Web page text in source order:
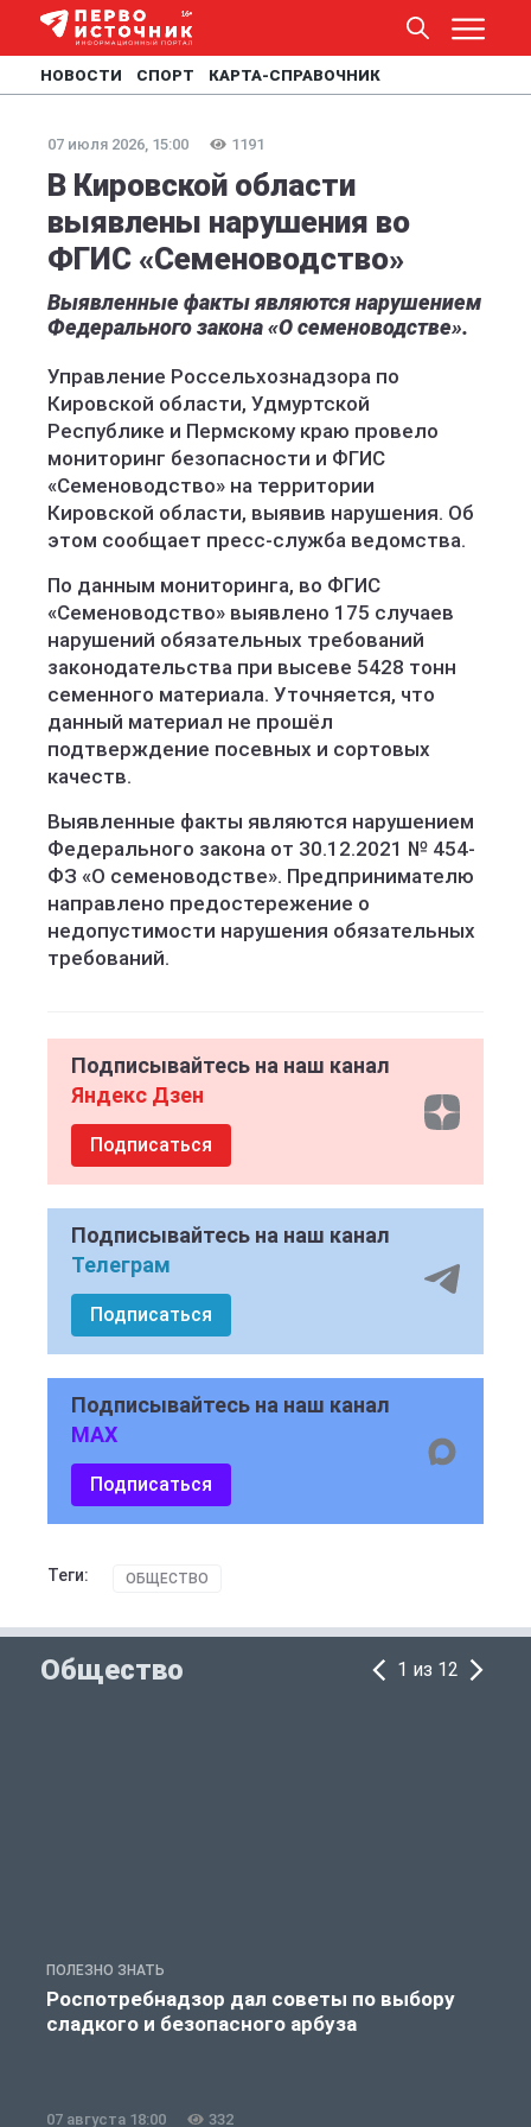
НОВОСТИ СПОРТ КАРТА-СПРАВОЧНИК
07 июля 2026, 15:00 1191
В Кировской области
выявлены нарушения во
ФГИС «Семеноводство»
Выявленные факты являются нарушением
Федерального закона «О семеноводстве».
Управление Россельхознадзора по
Кировской области, Удмуртской
Республике и Пермскому краю провело
мониторинг безопасности и ФГИС
«Семеноводство» на территории
Кировской области, выявив нарушения. Об
этом сообщает пресс-служба ведомства.
По данным мониторинга, во ФГИС
«Семеноводство» выявлено 175 случаев
нарушений обязательных требований
законодательства при высеве 5428 тонн
семенного материала. Уточняется, что
данный материал не прошёл
подтверждение посевных и сортовых
качеств.
Выявленные факты являются нарушением
Федерального закона от 30.12.2021 № 454-
ФЗ «О семеноводстве». Предпринимателю
направлено предостережение о
недопустимости нарушения обязательных
требований.
Подписывайтесь на наш канал
Яндекс Дзен
Подписаться
Подписывайтесь на наш канал
Телеграм
Подписаться
Подписывайтесь на наш канал
MAX
Подписаться
Теги: ОБЩЕСТВО
Общество 1 из 12
ПОЛЕЗНО ЗНАТЬ
Роспотребнадзор дал советы по выбору
сладкого и безопасного арбуза
07 августа 18:00 332